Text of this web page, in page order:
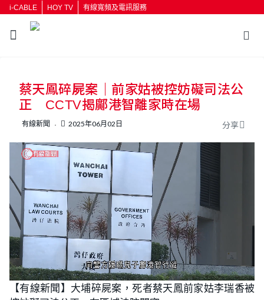
i-CABLE HOY TV 有線寬頻及電訊服務
按輸入鍵開始搜尋
蔡天鳳碎屍案｜前家姑被控妨礙司法公
正 CCTV揭鄺港智離家時在場
有線新聞 2025年06月02日 分享
U
n
m
L
o
a
d
【有線新聞】大埔碎屍案，死者蔡天鳳前家姑李瑞香被